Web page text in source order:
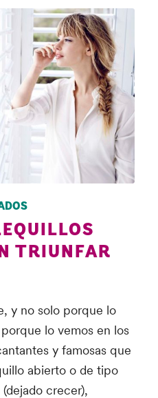
TRIUNFAR
y no solo porque lo
lo vemos en los
y famosas que
abierto o de tipo
crecer),